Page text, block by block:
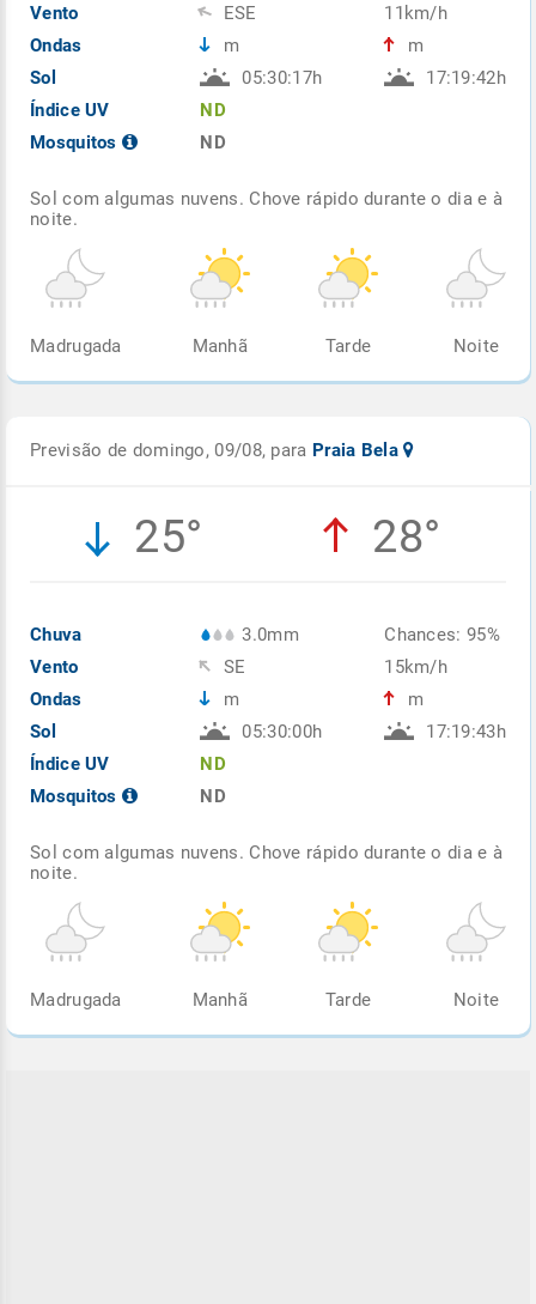
Vento
Ondas
Sol
Índice UV
Mosquitos
ESE
m
05:30:17h
ND
ND
11km/h
m
17:19:42h
Sol com algumas nuvens. Chove rápido durante o dia e à
noite.
Madrugada Manhã Tarde Noite
Previsão de domingo, 09/08, para Praia Bela
25° 28°
Chuva
Vento
Ondas
Sol
Índice UV
Mosquitos
3.0mm
SE
m
05:30:00h
ND
ND
Chances: 95%
15km/h
m
17:19:43h
Sol com algumas nuvens. Chove rápido durante o dia e à
noite.
Madrugada Manhã Tarde Noite